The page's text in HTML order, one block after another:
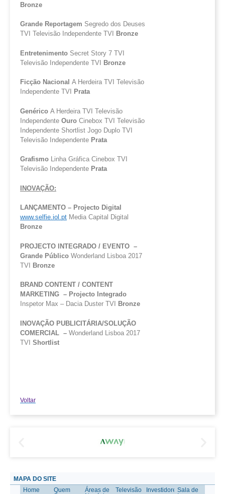
Bronze
Grande Reportagem Segredo dos Deuses
TVI Televisão Independente TVI
Bronze
Entretenimento Secret Story 7 TVI
Televisão Independente TVI Bronze
Ficção Nacional A Herdeira TVI Televisão
Independente TVI
Prata
Genérico A Herdeira TVI Televisão
Independente Ouro Cinebox TVI Televisão
Independente Shortlist Jogo Duplo TVI
Televisão Independente Prata
Grafismo Linha Gráfica Cinebox TVI
Televisão Independente Prata
INOVAÇÃO:
LANÇAMENTO – Projecto Digital
www.selfie.iol.pt Media Capital Digital
Bronze
PROJECTO INTEGRADO / EVENTO –
Grande Público Wonderland Lisboa 2017
TVI Bronze
BRAND CONTENT / CONTENT
MARKETING – Projecto Integrado
Inspetor Max – Dacia Duster TVI
Bronze
INOVAÇÃO PUBLICITÁRIA/SOLUÇÃO
COMERCIAL – Wonderland Lisboa 2017
TVI Shortlist
Voltar
MAPA DO SITE
Home
Quem
Áreas de
Televisão InvestidoresSala de